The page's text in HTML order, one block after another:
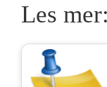
Les mer: